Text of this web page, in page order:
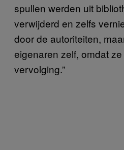
spullen werden uit
verwijderd en zelfs
door de autoriteiten,
eigenaren zelf, omdat
vervolging.”